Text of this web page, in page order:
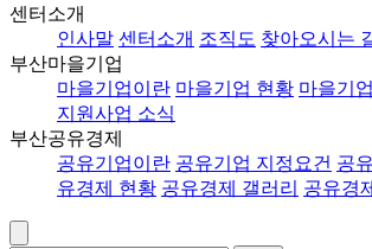
센터소개
인사말 센터소개 조직도 찾아오시는
부산마을기업
마을기업이란 마을기업 현황 마을기
지원사업 소식
부산공유경제
공유기업이란 공유기업 지정요건 공
유경제 현황 공유경제 갤러리 공유경